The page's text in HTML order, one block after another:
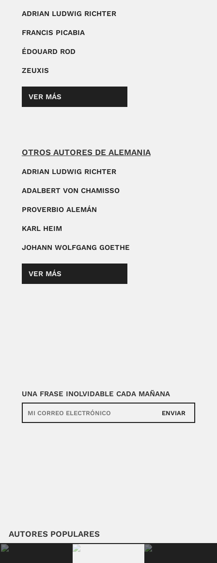
ADRIAN LUDWIG RICHTER
FRANCIS PICABIA
ÉDOUARD ROD
ZEUXIS
VER MÁS
OTROS AUTORES DE ALEMANIA
ADRIAN LUDWIG RICHTER
ADALBERT VON CHAMISSO
PROVERBIO ALEMÁN
KARL HEIM
JOHANN WOLFGANG GOETHE
VER MÁS
UNA FRASE INOLVIDABLE CADA MAÑANA
ENVIAR
AUTORES POPULARES